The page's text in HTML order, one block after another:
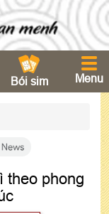
Bói sim Menu
theo phong